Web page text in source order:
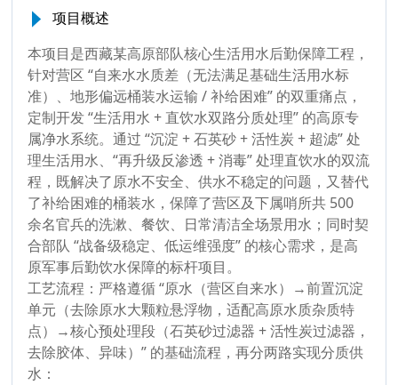
项目概述
本项目是西藏某高原部队核心生活用水后勤保障工程，
针对营区 “自来水水质差（无法满足基础生活用水标
准）、地形偏远桶装水运输 / 补给困难” 的双重痛点，
定制开发 “生活用水 + 直饮水双路分质处理” 的高原专
属净水系统。通过 “沉淀 + 石英砂 + 活性炭 + 超滤” 处
理生活用水、“再升级反渗透 + 消毒” 处理直饮水的双流
程，既解决了原水不安全、供水不稳定的问题，又替代
了补给困难的桶装水，保障了营区及下属哨所共 500
余名官兵的洗漱、餐饮、日常清洁全场景用水；同时契
合部队 “战备级稳定、低运维强度” 的核心需求，是高
原军事后勤饮水保障的标杆项目。
工艺流程：严格遵循 “原水（营区自来水）→前置沉淀
单元（去除原水大颗粒悬浮物，适配高原水质杂质特
点）→核心预处理段（石英砂过滤器 + 活性炭过滤器，
去除胶体、异味）” 的基础流程，再分两路实现分质供
水：